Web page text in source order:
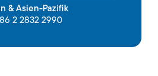
& Asien-Pazifik
2 2832 2990